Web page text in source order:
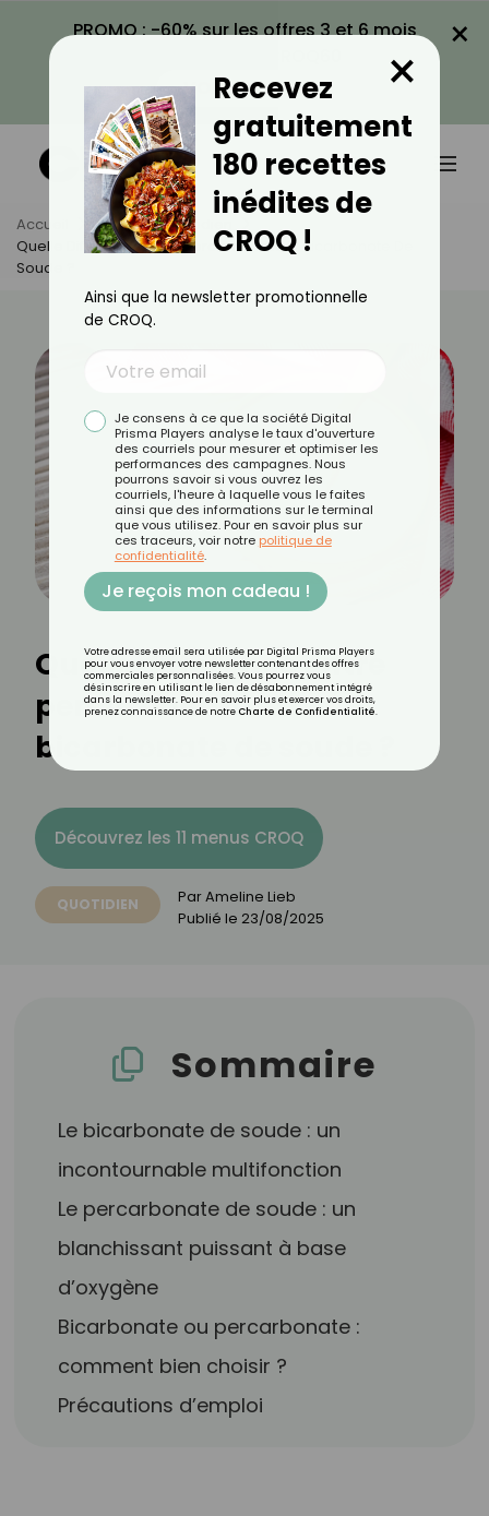
PROMO : -60% sur les offres 3 et 6 mois
VOIR LA PROMO
×
Accueil Actus
Quotidien
Quelle Différence Entre Percarbonate Et Bicarbonate De
Soude ?
Quelle différence entre
percarbonate et
bicarbonate de soude ?
Découvrez les 11 menus CROQ
QUOTIDIEN ParAmeline Lieb
Publié le 23/08/2025
Sommaire
Le bicarbonate de soude : un
incontournable multifonction
Le percarbonate de soude : un
blanchissant puissant à base
d’oxygène
Bicarbonate ou percarbonate :
comment bien choisir ?
Précautions d’emploi
Recevez
gratuitement
180 recettes
inédites de
CROQ !
×
Ainsi que la newsletter promotionnelle
de CROQ.
Je consens à ce que la société Digital
Prisma Players analyse le taux d'ouverture
des courriels pour mesurer et optimiser les
performances des campagnes. Nous
pourrons savoir si vous ouvrez les
courriels, l'heure à laquelle vous le faites
ainsi que des informations sur le terminal
que vous utilisez. Pour en savoir plus sur
ces traceurs, voir notre politique de
confidentialité.
Je reçois mon cadeau !
Votre adresse email sera utilisée par Digital Prisma Players
pour vous envoyer votre newsletter contenant des offres
commerciales personnalisées. Vous pourrez vous
désinscrire en utilisant le lien de désabonnement intégré
dans la newsletter. Pour en savoir plus et exercer vos droits,
prenez connaissance de notre Charte de Confidentialité.